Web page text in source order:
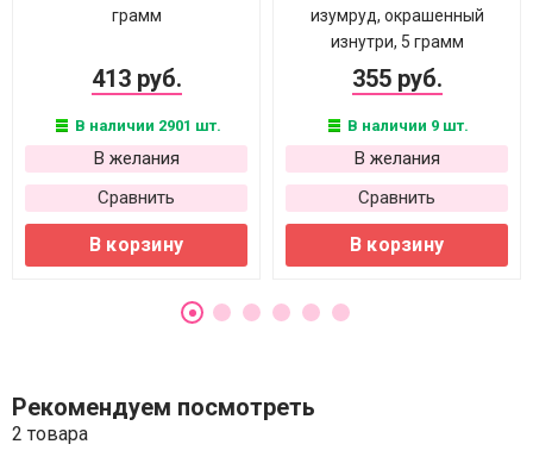
грамм
413 руб.
В наличии 2901 шт.
В желания
Сравнить
В корзину
изумруд, окрашенный
изнутри, 5 грамм
355 руб.
В наличии 9 шт.
В желания
Сравнить
В корзину
Рекомендуем посмотреть
2 товара